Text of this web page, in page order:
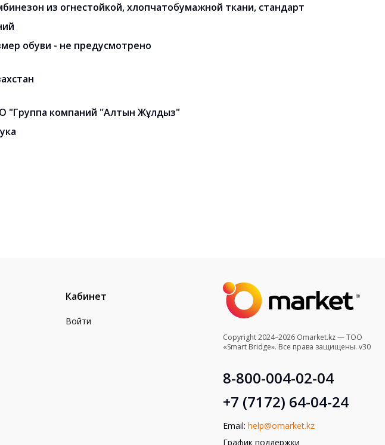
из огнестойкой, хлопчатобумажной ткани, стандарт
обуви - не предусмотрено
"Группа компаний "Алтын Жұлдыз"
Кабинет
Войти
Copyright 2024–2026 Omarket.kz — ТОО
«Smart Bridge». Все права защищены. v30
8-800-004-02-04
+7 (7172) 64-04-24
Email: help@omarket.kz
График поддержки